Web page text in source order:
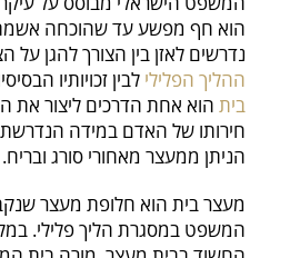
הוא חף מפשע עד שהוכחה
נדרשים לאזן בין הצורך להגן על
ההליך הפלילי לבין זכויותיו
בית הוא אחת הדרכים ליצור את
חירותו של האדם במידה
הניתן ממעצר מאחורי סורג ובריח.
מעצר בית הוא חלופת מעצר
המשפט במסגרת הליך פלילי.